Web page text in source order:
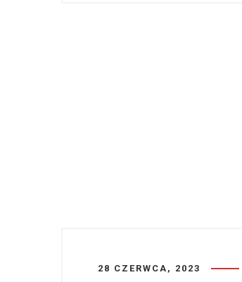
28 CZERWCA, 2023